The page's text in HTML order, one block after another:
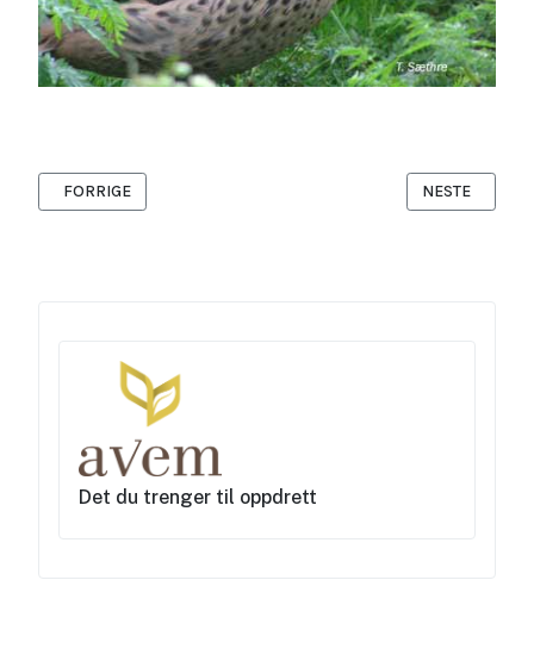
Det du trenger til oppdrett
FORRIGE ARTIKKEL: HOS KARIN OG FRANK
FORRIGE NESTE
NESTE